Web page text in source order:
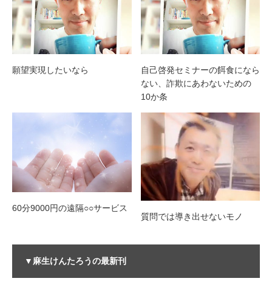
願望実現したいなら
自己啓発セミナーの餌食になら
ない、詐欺にあわないための
10か条
60分9000円の遠隔○○サービス
質問では導き出せないモノ
▼麻生けんたろうの最新刊